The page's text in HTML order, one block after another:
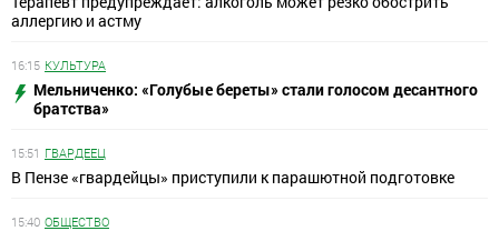
аллергию и астму
16:15 КУЛЬТУРА
Мельниченко: «Голубые береты» стали голосом десантного
братства»
15:51 ГВАРДЕЕЦ
В Пензе «гвардейцы» приступили к парашютной подготовке
15:40 ОБЩЕСТВО